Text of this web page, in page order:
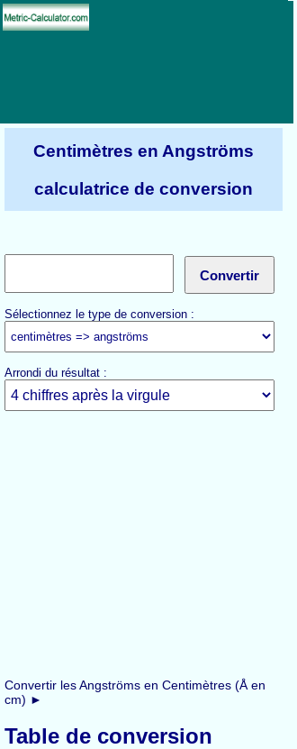
Centimètres en Angströms
calculatrice de conversion
Sélectionnez le type de conversion :
Arrondi du résultat :
Convertir les Angströms en Centimètres (Å en
cm) ►
Table de conversion